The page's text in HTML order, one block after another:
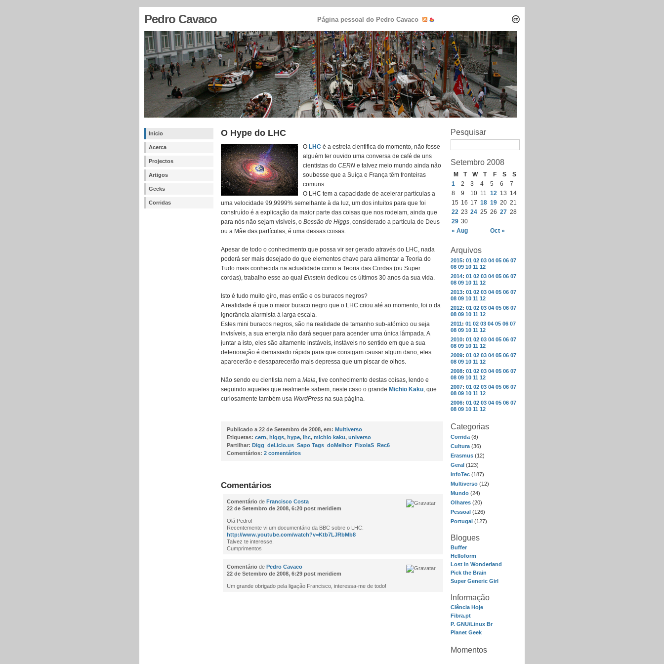
Pedro Cavaco Página pessoal do Pedro Cavaco
Inicio
Acerca
Projectos
Artigos
Geeks
Corridas
Pesquisar
Setembro 2008
M T W T F S S
« Aug Oct »
1 2 3 4 5 6
7
8
9 10 11 12 13 14
15 16 17 18 19 20 21
22 23 24 25 26 27 28
29 30
Arquivos
2015: 01 02 03 04 05 06 07
08 09 10 11 12
2014: 01 02 03 04 05 06 07
08 09 10 11 12
2013: 01 02 03 04 05 06 07
08 09 10 11 12
2012: 01 02 03 04 05 06 07
08 09 10 11 12
2011: 01 02 03 04 05 06 07
08 09 10 11 12
2010: 01 02 03 04 05 06 07
08 09 10 11 12
2009: 01 02 03 04 05 06 07
08 09 10 11 12
2008: 01 02 03 04 05 06 07
08 09 10 11 12
2007: 01 02 03 04 05 06 07
08 09 10 11 12
2006: 01 02 03 04 05 06 07
08 09 10 11 12
Categorias
Corrida (8)
Cultura (36)
Erasmus (12)
Geral (123)
InfoTec (187)
Multiverso (12)
Mundo (24)
Olhares (20)
Pessoal (126)
Portugal (127)
Blogues
Buffer
Helloform
Lost in Wonderland
Pick the Brain
Super Generic Girl
Informação
Ciência Hoje
Fibra.pt
P. GNU/Linux Br
Planet Geek
Momentos
O Hype do LHC
O LHC é a estrela cientifica do momento, não fosse
alguém ter ouvido uma conversa de café de uns
cientistas do CERN e talvez meio mundo ainda não
soubesse que a Suiça e França têm fronteiras
comuns.
O LHC tem a capacidade de acelerar partículas a
uma velocidade 99,9999% semelhante à da luz, um dos intuitos para que foi
construído é a explicação da maior parte das coisas que nos rodeiam, ainda que
para nós não sejam visíveis, o Bossão de Higgs, considerado a partícula de Deus
ou a Mãe das partículas, é uma dessas coisas.
Apesar de todo o conhecimento que possa vir ser gerado através do LHC, nada
poderá ser mais desejado do que elementos chave para alimentar a Teoria do
Tudo mais conhecida na actualidade como a Teoria das Cordas (ou Super
cordas), trabalho esse ao qual Einstein dedicou os últimos 30 anos da sua vida.
Isto é tudo muito giro, mas então e os buracos negros?
A realidade é que o maior buraco negro que o LHC criou até ao momento, foi o da
ignorância alarmista à larga escala.
Estes mini buracos negros, são na realidade de tamanho sub-atómico ou seja
invisíveis, a sua energia não dará sequer para acender uma única lâmpada. A
juntar a isto, eles são altamente instáveis, instáveis no sentido em que a sua
deterioração é demasiado rápida para que consigam causar algum dano, eles
aparecerão e desaparecerão mais depressa que um piscar de olhos.
Não sendo eu cientista nem a Maia, tive conhecimento destas coisas, lendo e
seguindo aqueles que realmente sabem, neste caso o grande Michio Kaku, que
curiosamente também usa WordPress na sua página.
Publicado a 22 de Setembro de 2008, em: Multiverso
Etiquetas: cern, higgs, hype, lhc, michio kaku, universo
Partilhar: Digg del.icio.us Sapo Tags doMelhor FixolaS Rec6
Comentários: 2 comentários
Comentários
Comentário de Francisco Costa
22 de Setembro de 2008, 6:20 post meridiem
Olá Pedro!
Recentemente vi um documentário da BBC sobre o LHC:
http://www.youtube.com/watch?v=Ktb7LJRbMb8
Talvez te interesse.
Cumprimentos
Comentário de Pedro Cavaco
22 de Setembro de 2008, 6:29 post meridiem
Um grande obrigado pela ligação Francisco, interessa-me de todo!